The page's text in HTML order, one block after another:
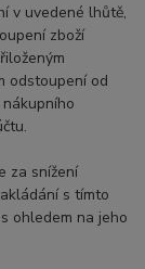
v uvedené lhůtě,
zboží
odstoupení od
za snížení
s tímto
ohledem na jeho